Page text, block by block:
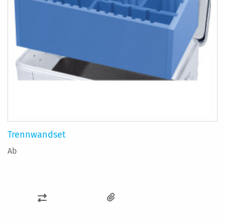
Trennwandset
Ab
ZUR